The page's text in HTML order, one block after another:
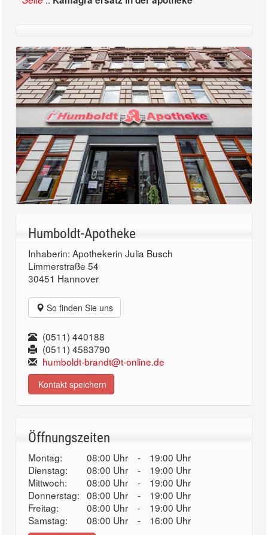
Humboldt-Apotheke
Inhaberin: Apothekerin Julia Busch
Limmerstraße 54
30451 Hannover
So finden Sie uns
(0511) 440188
(0511) 4583790
humboldt-brandt@t-online.de
Kontakt speichern
Öffnungszeiten
Montag: 08:00 Uhr -
19:00 Uhr
Dienstag:
08:00 Uhr -
19:00 Uhr
Mittwoch:
08:00 Uhr -
19:00 Uhr
Donnerstag: 08:00 Uhr -
19:00 Uhr
Freitag:
08:00 Uhr -
19:00 Uhr
Samstag:
08:00 Uhr - 16:00 Uhr